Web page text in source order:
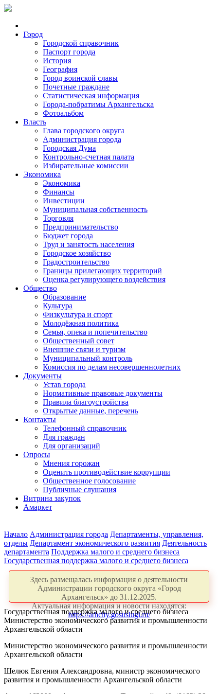
Город
Городской справочник
Паспорт города
История
География
Город воинской славы
Почетные граждане
Статистическая информация
Города-побратимы Архангельска
Фотоальбом
Власть
Глава городского округа
Администрация города
Городская Дума
Контрольно-счетная палата
Избирательные комиссии
Экономика
Экономика
Финансы
Инвестиции
Муниципальная собственность
Торговля
Предпринимательство
Бюджет города
Труд и занятость населения
Городское хозяйство
Градостроительство
Границы прилегающих территорий
Оценка регулирующего воздействия
Общество
Образование
Культура
Физкультура и спорт
Молодёжная политика
Семья, опека и попечительство
Общественный совет
Внешние связи и туризм
Муниципальный контроль
Комиссия по делам несовершеннолетних
Документы
Устав города
Нормативные правовые документы
Правила благоустройства
Открытые данные, перечень
Контакты
Телефонный справочник
Для граждан
Для организаций
Опросы
Мнения горожан
Оценить противодействие коррупции
Общественное голосование
Публичные слушания
Витрина закупок
Амаркет
Начало Администрация города Департаменты, управления,
отделы Департамент экономического развития Деятельность
департамента Поддержка малого и среднего бизнеса
Государственная поддержка малого и среднего бизнеса
Здесь размещалась информация о деятельности
Администрации городского округа «Город
Архангельск» до 31.12.2025.
Актуальная информация и новости находятся:
https://arhcity.gosuslugi.ru/
Государственная поддержка малого и среднего бизнеса
Министерство экономического развития и промышленности
Архангельской области
Министерство экономического развития и промышленности
Архангельской области
Шелюк Евгения Александровна, министр экономического
развития и промышленности Архангельской области